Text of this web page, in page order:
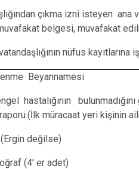
çıkma izni isteyen
belgesi, muvafakat
nüfus
Beyannamesi
hastalığının
müracaat yeri kişinin
değilse)
(4’ er adet)